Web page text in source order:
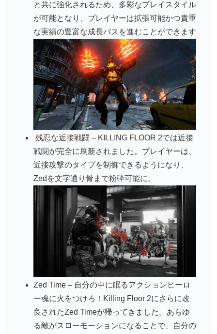
と共に強化されるため、多彩なプレイスタイル
が可能となり、プレイヤーは拡張可能かつ貴重
な実績の豊富な成長パスを進むことができます
残忍な近接戦闘 – KILLING FLOOR 2では近接
戦闘が完全に刷新されました。プレイヤーは、
近接攻撃のタイプを制御できるようになり、
Zedを文字通り骨まで粉砕可能に。
Zed Time – 自分の中に眠るアクションヒーロ
ー魂に火をつけろ！Killing Floor 2にさらに改
良されたZed Timeが帰ってきました。あらゆ
る敵がスローモーションになることで、自分の